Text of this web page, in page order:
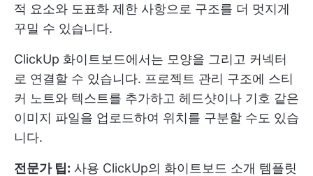
적 요소와 도표화 제한 사항으로 구조를 더 멋지게
꾸밀 수 있습니다.
ClickUp 화이트보드에서는 모양을 그리고 커넥터
로 연결할 수 있습니다. 프로젝트 관리 구조에 스티
커 노트와 텍스트를 추가하고 헤드샷이나 기호 같은
이미지 파일을 업로드하여 위치를 구분할 수도 있습
니다.
전문가 팁: 사용 ClickUp의 화이트보드 소개 템플릿